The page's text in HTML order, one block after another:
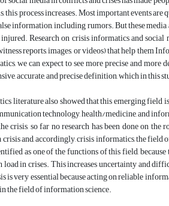
this process increases. Most important events
information, including rumors. But these
Research on crisis informatics and
reports, images, or videos) that help them
we can expect to see more precise and
accurate, and precise definition, which in this
literature also showed that this emerging
technology, health/medicine, and
crisis, so far no research has been done on
and, accordingly, crisis informatics, the
as one of the functions of this field,
in crises. This increases uncertainty and
is very essential because acting on reliable
the field of information science.